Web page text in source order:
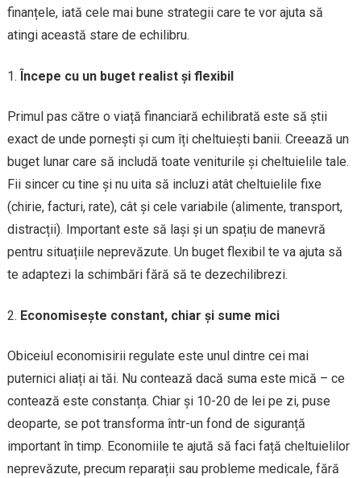
finanțele, iată cele mai bune strategii care te vor ajuta să
atingi această stare de echilibru.
Începe cu un buget realist și flexibil
Primul pas către o viață financiară echilibrată este să știi
exact de unde pornești și cum îți cheltuiești banii. Creează un
buget lunar care să includă toate veniturile și cheltuielile tale.
Fii sincer cu tine și nu uita să incluzi atât cheltuielile fixe
(chirie, facturi, rate), cât și cele variabile (alimente, transport,
distracții). Important este să lași și un spațiu de manevră
pentru situațiile neprevăzute. Un buget flexibil te va ajuta să
te adaptezi la schimbări fără să te dezechilibrezi.
Economisește constant, chiar și sume mici
Obiceiul economisirii regulate este unul dintre cei mai
puternici aliați ai tăi. Nu contează dacă suma este mică – ce
contează este constanța. Chiar și 10-20 de lei pe zi, puse
deoparte, se pot transforma într-un fond de siguranță
important în timp. Economiile te ajută să faci față cheltuielilor
neprevăzute, precum reparații sau probleme medicale, fără